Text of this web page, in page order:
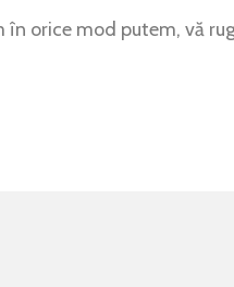
orice mod putem, vă